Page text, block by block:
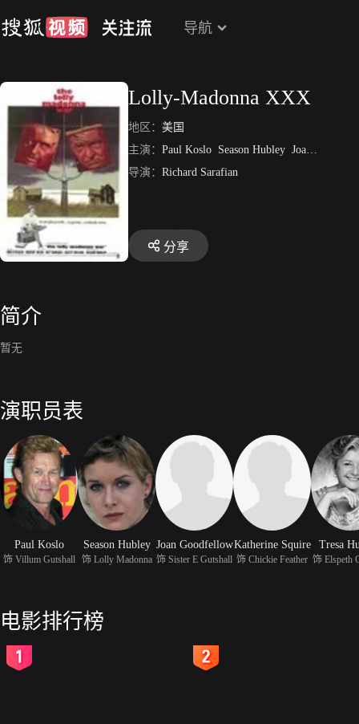
导航
Lolly-Madonna XXX
地区： 美国
主演： Paul Koslo Season Hubley Joan Goodfellow
导演： Richard Sarafian
分享
简介
暂无
演职员表
Paul Koslo
饰 Villum Gutshall
Season Hubley
饰 Lolly Madonna
Joan Goodfellow
饰 Sister E Gutshall
Katherine Squire
饰 Chickie Feather
Tresa
饰 Elspeth
电影排行榜